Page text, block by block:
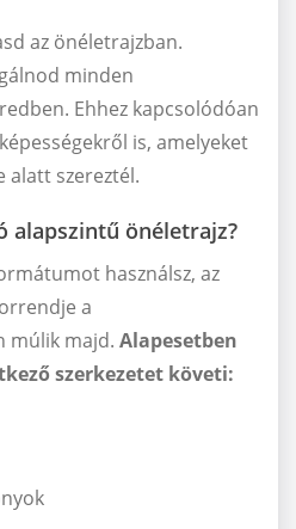
az önéletrajzban.
minden
Ehhez kapcsolódóan
is, amelyeket
alatt szereztél.
alapszintű önéletrajz?
használsz, az
a
múlik majd. Alapesetben
szerkezetet követi: